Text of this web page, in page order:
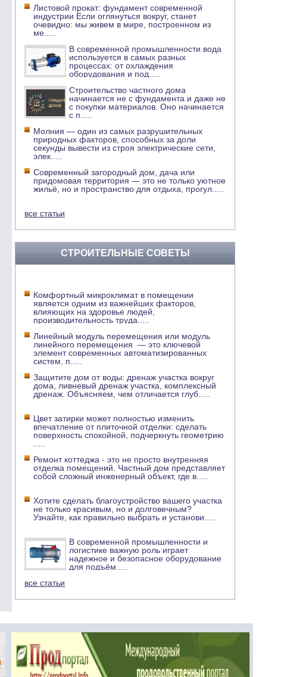
Листовой прокат: фундамент современной
индустрии Если оглянуться вокруг, станет
очевидно: мы живем в мире, построенном из
ме
В современной промышленности вода
используется в самых разных
процессах: от охлаждения
оборудования и под
Строительство частного дома
начинается не с фундамента и даже не
с покупки материалов. Оно начинается
с п
Молния — один из самых разрушительных
природных факторов, способных за доли
секунды вывести из строя электрические сети,
элек
Современный загородный дом, дача или
придомовая территория — это не только уютное
жильё, но и пространство для отдыха, прогул
все статьи
СТРОИТЕЛЬНЫЕ СОВЕТЫ
Комфортный микроклимат в помещении
является одним из важнейших факторов,
влияющих на здоровье людей,
производительность труда
Линейный модуль перемещения или модуль
линейного перемещения — это ключевой
элемент современных автоматизированных
систем, п
Защитите дом от воды: дренаж участка вокруг
дома, ливневый дренаж участка, комплексный
дренаж. Объясняем, чем отличается глуб
Цвет затирки может полностью изменить
впечатление от плиточной отделки: сделать
поверхность спокойной, подчеркнуть геометрию
Ремонт коттеджа - это не просто внутренняя
отделка помещений. Частный дом представляет
собой сложный инженерный объект, где в
Хотите сделать благоустройство вашего участка
не только красивым, но и долговечным?
Узнайте, как правильно выбрать и установи
В современной промышленности и
логистике важную роль играет
надежное и безопасное оборудование
для подъём
все статьи